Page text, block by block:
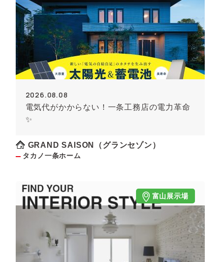
2026.08.08
電気代がかからない！一条工務店の電力革命
✨
GRAND SAISON（グランセゾン）
タカノ一条ホーム
富山展示場